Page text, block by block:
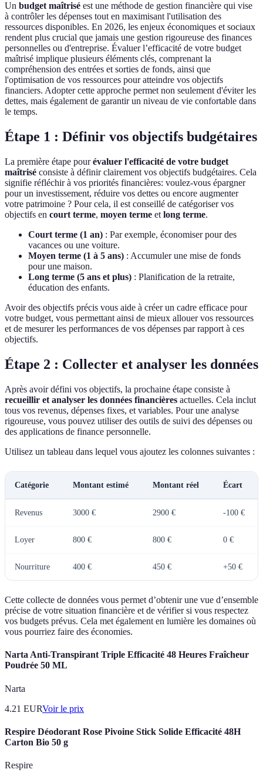
Un budget maîtrisé est une méthode de gestion financière qui vise
à contrôler les dépenses tout en maximisant l'utilisation des
ressources disponibles. En 2026, les enjeux économiques et sociaux
rendent plus crucial que jamais une gestion rigoureuse des finances
personnelles ou d'entreprise. Évaluer l’efficacité de votre budget
maîtrisé implique plusieurs éléments clés, comprenant la
compréhension des entrées et sorties de fonds, ainsi que
l'optimisation de vos ressources pour atteindre vos objectifs
financiers. Adopter cette approche permet non seulement d'éviter les
dettes, mais également de garantir un niveau de vie confortable dans
le temps.
Étape 1 : Définir vos objectifs budgétaires
La première étape pourévaluer l'efficacité de votre budget
maîtrisé consiste à définir clairement vos objectifs budgétaires. Cela
signifie réfléchir à vos priorités financières: voulez-vous épargner
pour un investissement, réduire vos dettes ou encore augmenter
votre patrimoine ? Pour cela, il est conseillé de catégoriser vos
objectifs en court terme, moyen terme et long terme.
Court terme (1 an) : Par exemple, économiser pour des
vacances ou une voiture.
Moyen terme (1 à 5 ans) : Accumuler une mise de fonds
pour une maison.
Long terme (5 ans et plus) : Planification de la retraite,
éducation des enfants.
Avoir des objectifs précis vous aide à créer un cadre efficace pour
votre budget, vous permettant ainsi de mieux allouer vos ressources
et de mesurer les performances de vos dépenses par rapport à ces
objectifs.
Étape 2 : Collecter et analyser les données
Après avoir défini vos objectifs, la prochaine étape consiste à
recueillir et analyser les données financières actuelles. Cela inclut
tous vos revenus, dépenses fixes, et variables. Pour une analyse
rigoureuse, vous pouvez utiliser des outils de suivi des dépenses ou
des applications de finance personnelle.
Utilisez un tableau dans lequel vous ajoutez les colonnes suivantes :
Catégorie Montant estimé Montant réel Écart
Revenus 3000 € 2900 € -100 €
Loyer 800 € 800 € 0 €
Nourriture 400 € 450 € +50 €
Cette collecte de données vous permet d’obtenir une vue d’ensemble
précise de votre situation financière et de vérifier si vous respectez
vos budgets prévus. Cela met également en lumière les domaines où
vous pourriez faire des économies.
Narta Anti-Transpirant Triple Efficacité 48 Heures Fraîcheur
Poudrée 50 ML
Narta
4.21 EURVoir le prix
Respire Déodorant Rose Pivoine Stick Solide Efficacité 48H
Carton Bio 50 g
Respire